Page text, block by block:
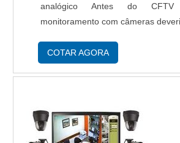
analógico Antes do
monitoramento com câmeras
visualização das imagens de
avanço tecnológico ...
COTAR AGORA